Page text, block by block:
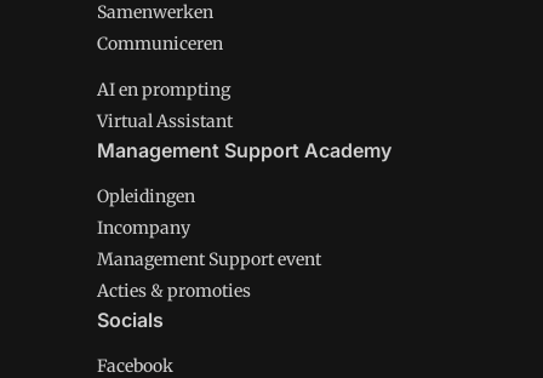
Samenwerken
Communiceren
AI en prompting
Virtual Assistant
Management Support Academy
Opleidingen
Incompany
Management Support event
Acties & promoties
Socials
Facebook